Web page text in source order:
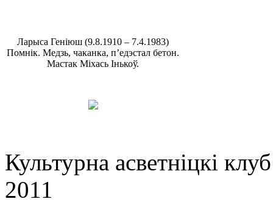
Ларыса Геніюш (9.8.1910 – 7.4.1983)
Помнік. Медзь, чаканка, п’едэстал бетон.
Мастак Міхась Інькоў.
Культурна асветнiцкi
2011